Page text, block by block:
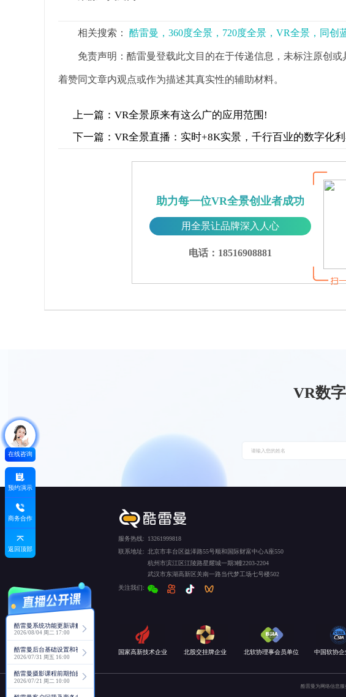
相关搜索： 酷雷曼，360度全景，720度全景，VR全景，同创
免责声明：酷雷曼登载此文目的在于传递信息，未标注原创
着赞同文章内观点或作为描述其真实性的辅助材料。
上一篇： VR全景原来有这么广的应用范围!
下一篇： VR全景直播：实时+8K实景，千行百业的数字化
助力每一位VR全景创业者成功
用全景让品牌深入人心
电话：18516908881
在线咨询
预约演示
商务合作
返回顶部
酷雷曼系统功能更新讲解
2026/08/04 周二 17:00
酷雷曼后台基础设置和视角功能详解
2026/07/31 周五 16:00
酷雷曼摄影课程前期拍摄讲解
2026/07/21 周二 10:00
VR数
服务热线:
13261999818
联系地址: 北京市丰台区益泽路55号顺和国际财富中心A座550
杭州市滨江区江陵路星耀城一期3幢2203-2204
武汉市东湖高新区关南一路当代梦工场七号楼502
关注我们:
国家高新技术企业 北股交挂牌企业 北软协理事会员单位 中国软协企
酷雷曼为网络信息